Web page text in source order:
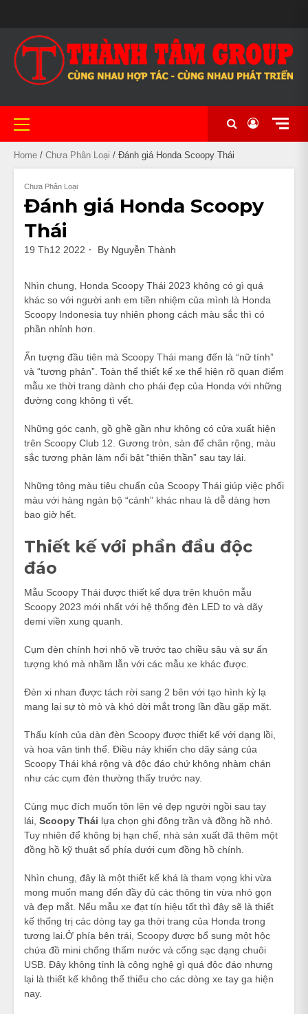
content
HÀNH
ĐỒSÁCH
BẢO
MẬT
XE
MÁY
CHẤT
(KHÔNG
ĐỀ)
ĐA
DẠNG
DÒNG
XE
NHẬP
KHẨU
CHẠY
LƯỚT
CÔN
TAY
THỂ
THAO
NỮ
ĐẸP
KHỐI
LỚN
KHÁCH
SẠN
UY
TÍN
TẠI
Primary
Menu
Home / Chưa Phân Loại / Đánh giá Honda Scoopy Thái
Chưa Phân Loại
Đánh giá Honda Scoopy
Thái
19 Th12 2022 By Nguyễn Thành
Nhìn chung, Honda Scoopy Thái 2023 không có gì quá
khác so với người anh em tiền nhiệm của mình là Honda
Scoopy Indonesia tuy nhiên phong cách màu sắc thì có
phần nhỉnh hơn.
Ấn tượng đầu tiên mà Scoopy Thái mang đến là “nữ tính”
và “tương phản”. Toàn thể thiết kế xe thể hiện rõ quan điểm
mẫu xe thời trang dành cho phái đẹp của Honda với những
đường cong không tì vết.
Những góc cạnh, gồ ghề gần như không có cửa xuất hiện
trên Scoopy Club 12. Gương tròn, sàn để chân rộng, màu
sắc tương phản làm nổi bật “thiên thần” sau tay lái.
Những tông màu tiêu chuẩn của Scoopy Thái giúp việc phối
màu với hàng ngàn bộ “cánh” khác nhau là dễ dàng hơn
bao giờ hết.
Thiết kế với phần đầu độc
đáo
Mẫu Scoopy Thái được thiết kế dựa trên khuôn mẫu
Scoopy 2023 mới nhất với hệ thống đèn LED to và dãy
demi viền xung quanh.
Cụm đèn chính hơi nhô về trước tạo chiều sâu và sự ấn
tượng khó mà nhầm lẫn với các mẫu xe khác được.
Đèn xi nhan được tách rời sang 2 bên với tạo hình kỳ lạ
mang lại sự tò mò và khó dời mắt trong lần đầu gặp mặt.
Thấu kính của dàn đèn Scoopy được thiết kế với dạng lồi,
và hoa văn tinh thể. Điều này khiến cho dãy sáng của
Scoopy Thái khá rộng và độc đáo chứ không nhàm chán
như các cụm đèn thường thấy trước nay.
Cùng mục đích muốn tôn lên vẻ đẹp người ngồi sau tay
lái, Scoopy Thái lựa chọn ghi đông trần và đồng hồ nhỏ.
Tuy nhiên để không bị hạn chế, nhà sản xuất đã thêm một
đồng hồ kỹ thuật số phía dưới cụm đồng hồ chính.
Nhìn chung, đây là một thiết kế khá là tham vọng khi vừa
mong muốn mang đến đầy đủ các thông tin vừa nhỏ gọn
và đẹp mắt. Nếu mẫu xe đạt tín hiệu tốt thì đây sẽ là thiết
kế thống trị các dòng tay ga thời trang của Honda trong
tương lai.Ở phía bên trái, Scoopy được bổ sung một hộc
chứa đồ mini chống thấm nước và cổng sạc dạng chuôi
USB. Đây không tính là công nghệ gì quá độc đáo nhưng
lại là thiết kế không thể thiếu cho các dòng xe tay ga hiện
nay.